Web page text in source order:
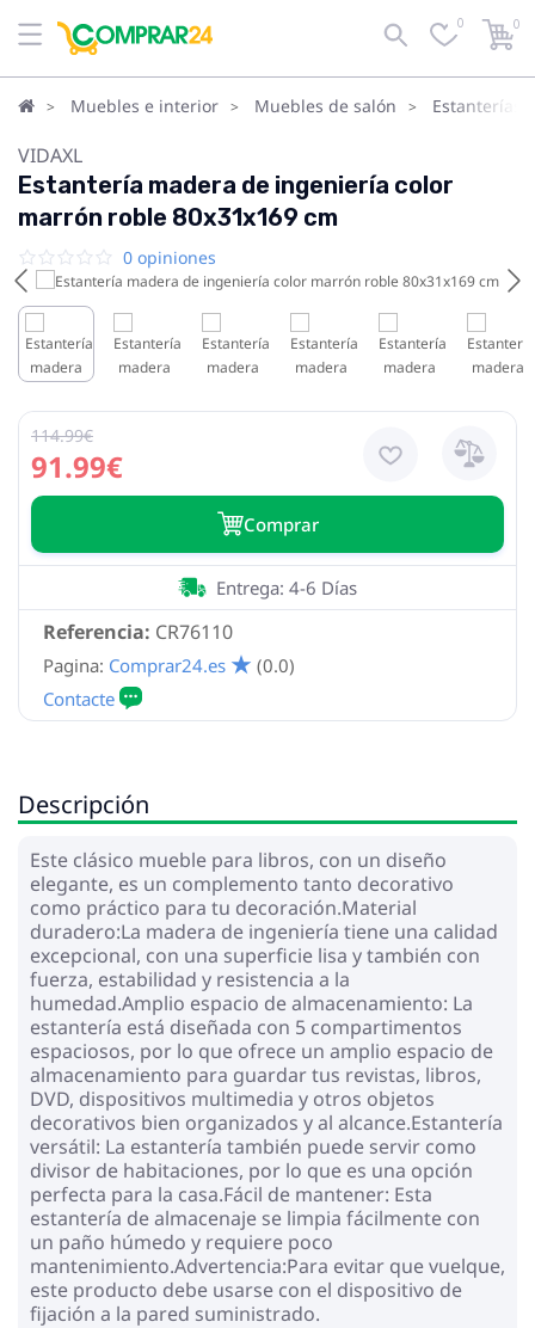
0 0
Muebles e interior Muebles de salón Estanterías
VIDAXL
Estantería madera de ingeniería color
marrón roble 80x31x169 cm
0 opiniones
91.99€
114.99€
Сomprar
Referencia: CR76110
Entrega: 4-6 Días
Pagina: Comprar24.es (0.0)
Descripción
Este clásico mueble para libros, con un diseño
elegante, es un complemento tanto decorativo
como práctico para tu decoración.Material
duradero:La madera de ingeniería tiene una calidad
excepcional, con una superficie lisa y también con
fuerza, estabilidad y resistencia a la
humedad.Amplio espacio de almacenamiento: La
estantería está diseñada con 5 compartimentos
espaciosos, por lo que ofrece un amplio espacio de
almacenamiento para guardar tus revistas, libros,
DVD, dispositivos multimedia y otros objetos
decorativos bien organizados y al alcance.Estantería
versátil: La estantería también puede servir como
divisor de habitaciones, por lo que es una opción
perfecta para la casa.Fácil de mantener: Esta
estantería de almacenaje se limpia fácilmente con
un paño húmedo y requiere poco
mantenimiento.Advertencia:Para evitar que vuelque,
este producto debe usarse con el dispositivo de
fijación a la pared suministrado.